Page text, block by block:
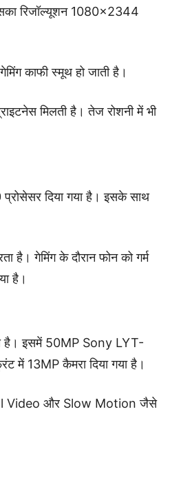
रिजॉल्यूशन 1080×2344
काफी स्मूथ हो जाती है।
मिलती है। तेज रोशनी में भी
दिया गया है। इसके साथ
है। गेमिंग के दौरान फोन को गर्म
है।
है। इसमें 50MP Sony LYT-
में 13MP कैमरा दिया गया है।
Video और Slow Motion जैसे